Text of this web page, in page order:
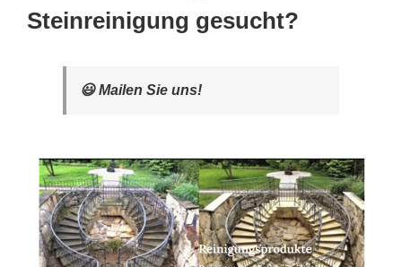
Steinreinigung gesucht?
😃 Mailen Sie uns!